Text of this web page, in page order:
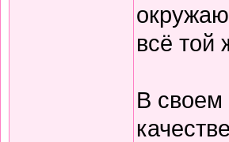
всё той
В своем